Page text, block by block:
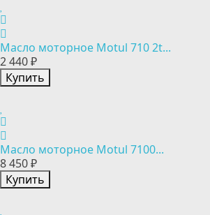
Масло моторное Motul 710 2t...
2 440 ₽
Купить
Масло моторное Motul 7100...
8 450 ₽
Купить